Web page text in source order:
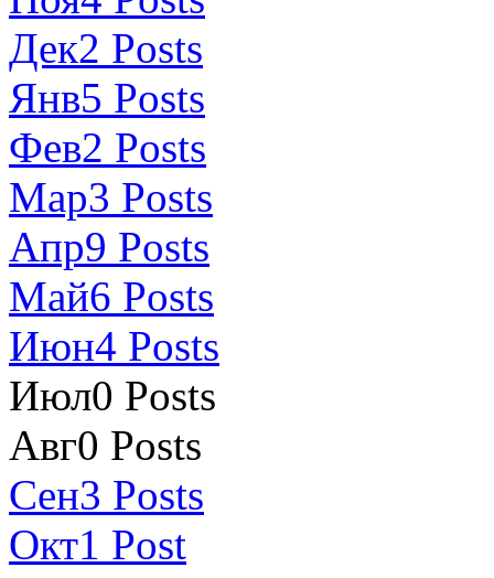
Дек2 Posts
Янв5 Posts
Фев2 Posts
Мар3 Posts
Апр9 Posts
Май6 Posts
Июн4 Posts
Июл0 Posts
Авг0 Posts
Сен3 Posts
Окт1 Post